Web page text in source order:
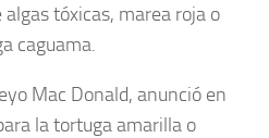
tóxicas, marea roja o
caguama.
Mac Donald, anunció en
la tortuga amarilla o